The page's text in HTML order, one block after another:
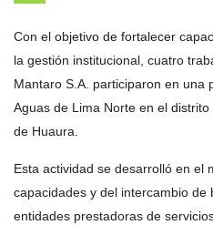
Con el objetivo de fortalecer
la gestión institucional, cuatro
Mantaro S.A. participaron en una
Aguas de Lima Norte en el
de Huaura.
Esta actividad se desarrolló en el
capacidades y del intercambio de
entidades prestadoras de